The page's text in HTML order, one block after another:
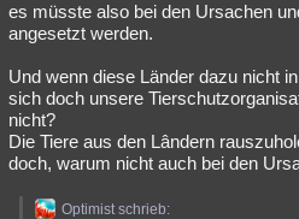
es müsste also bei den Ursachen
angesetzt werden.
Und wenn diese Länder dazu nicht
sich doch unsere
nicht?
Die Tiere aus den Lândern
doch, warum nicht auch bei den
Optimist schrieb: